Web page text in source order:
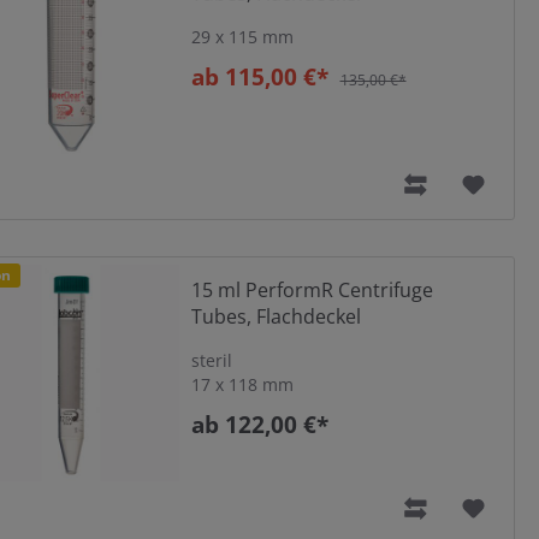
zu dunkelblau. Dieser Vorgang ist reversibel.
wärmeempfindliche Komponenten besser
29 x 115 mm
ab 115,00 €* 135,00 €*
15 ml PerformR Centrifuge
Tubes, Flachdeckel
steril
17 x 118 mm
ab 122,00 €*